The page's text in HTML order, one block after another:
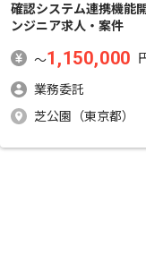
確認システム連携機能
ンジニア求人・案件
〜1,150,000
業務委託
芝公園（東京都）